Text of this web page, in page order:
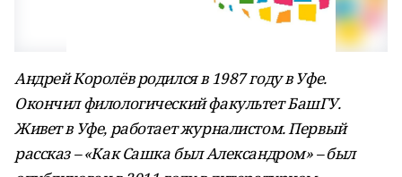
Андрей Королёв родился в 1987 году в Уфе.
Окончил филологический факультет БашГУ.
Живет в Уфе, работает журналистом. Первый
рассказ – «Как Сашка был Александром» – был